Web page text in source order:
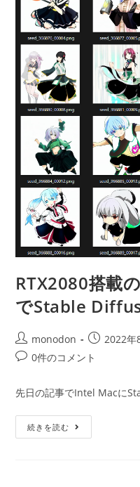
RTX2080搭載
でStable
投
稿
monodon
投
稿
日:
2022年
投
コ
メ
ン
ト:
0件のコメント
先日の記事でIntel Macに
続きを読む RTX2080
搭